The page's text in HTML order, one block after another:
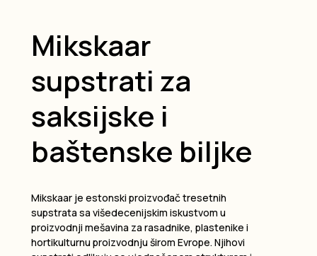
Mikskaar
supstrati za
saksijske i
baštenske biljke
Mikskaar je estonski proizvođač tresetnih
supstrata sa višedecenijskim iskustvom u
proizvodnji mešavina za rasadnike, plastenike i
hortikulturnu proizvodnju širom Evrope. Njihovi